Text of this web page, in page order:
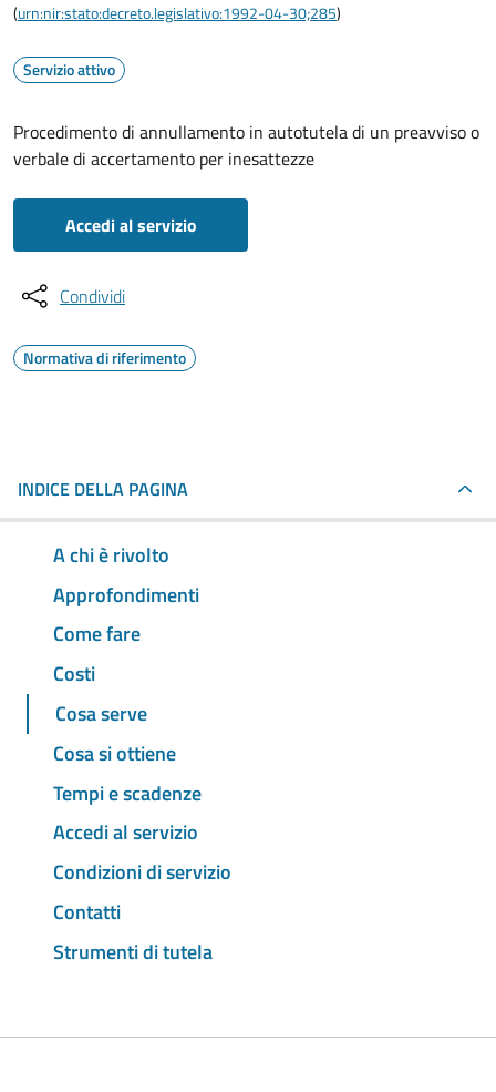
(urn:nir:stato:decreto.legislativo:1992-04-30;285)
Servizio attivo
Procedimento di annullamento in autotutela di un preavviso o
verbale di accertamento per inesattezze
Accedi al servizio
Condividi
Normativa di riferimento
INDICE DELLA PAGINA
A chi è rivolto
Approfondimenti
Come fare
Costi
Cosa serve
Cosa si ottiene
Tempi e scadenze
Accedi al servizio
Condizioni di servizio
Contatti
Strumenti di tutela